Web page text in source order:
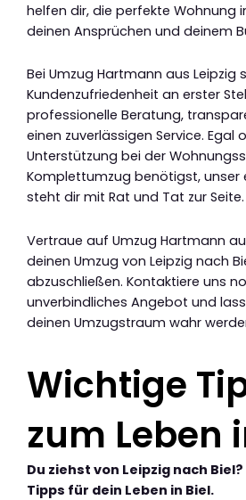
helfen dir, die perfekte Wohnung
deinen Ansprüchen und deinem
Bei Umzug Hartmann aus Leipzig
Kundenzufriedenheit an erster
professionelle Beratung,
einen zuverlässigen Service. Egal
Unterstützung bei der
Komplettumzug benötigst, unser
steht dir mit Rat und Tat zur Seite.
Vertraue auf Umzug Hartmann
deinen Umzug von Leipzig nach
abzuschließen. Kontaktiere uns
unverbindliches Angebot und
deinen Umzugstraum wahr
Wichtige
zum Leben
Du ziehst von Leipzig nach
Tipps für dein Leben in Biel.